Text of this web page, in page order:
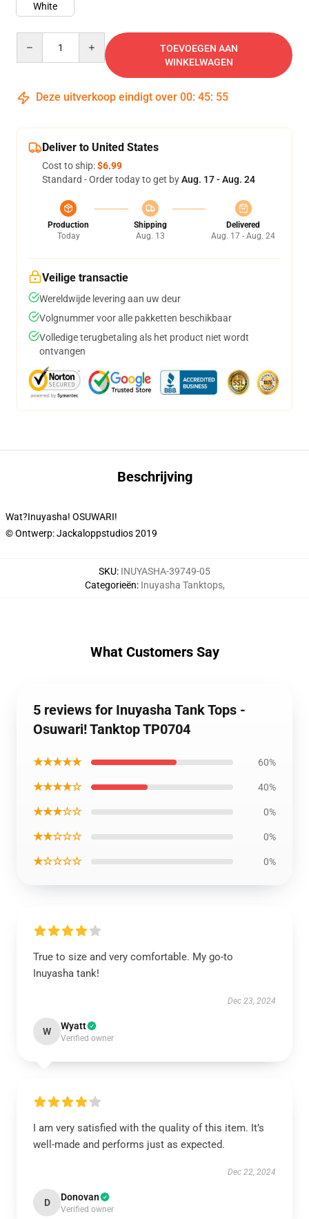
White
TOEVOEGEN AAN
WINKELWAGEN
Deze uitverkoop eindigt over 00: 45: 54
Deliver to United States
Cost to ship:$6.99
Standard - Order today to get byAug. 17 - Aug. 24
Production
Today
Shipping
Aug. 13
Delivered
Aug. 17 - Aug. 24
Veilige transactie
Wereldwijde levering aan uw deur
Volgnummer voor alle pakketten beschikbaar
Volledige terugbetaling als het product niet wordt
ontvangen
Beschrijving
Wat?Inuyasha! OSUWARI!
© Ontwerp: Jackaloppstudios 2019
SKU: INUYASHA-39749-05
Categorieën: Inuyasha Tanktops,
What Customers Say
5 reviews for Inuyasha Tank Tops -
Osuwari! Tanktop TP0704
★★★★★ 60%
★★★★☆ 40%
★★★☆☆ 0%
★★☆☆☆ 0%
★☆☆☆☆ 0%
True to size and very comfortable. My go-to
Inuyasha tank!
Dec 23, 2024
W Wyatt
Verified owner
I am very satisfied with the quality of this item. It’s
well-made and performs just as expected.
Dec 22, 2024
D Donovan
Verified owner